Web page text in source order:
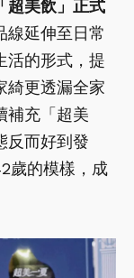
超美飲」正式
線延伸至日常
活的形式，提
綺更透漏全家
補充「超美
反而好到發
歲的模樣，成